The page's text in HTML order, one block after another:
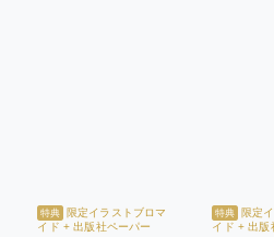
特典
限定イラストブロマ
イド + 出版社ペーパー
特典
限定
イド + 出版